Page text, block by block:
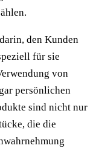
den Kunden
für sie
von
persönlichen
sind nicht nur
die die